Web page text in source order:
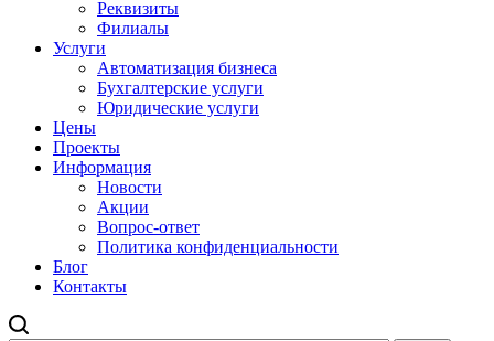
Реквизиты
Филиалы
Услуги
Автоматизация бизнеса
Бухгалтерские услуги
Юридические услуги
Цены
Проекты
Информация
Новости
Акции
Вопрос-ответ
Политика конфиденциальности
Блог
Контакты